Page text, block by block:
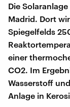
Die
Madrid. Dort
Spiegelfelds
einer
CO2. Im
Wasserstoff
Anlage in